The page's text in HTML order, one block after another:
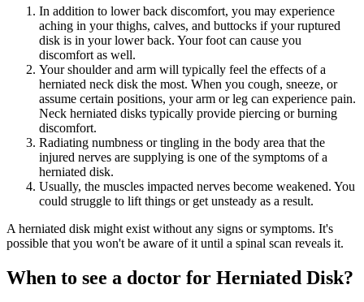
In addition to lower back discomfort, you may experience
aching in your thighs, calves, and buttocks if your ruptured
disk is in your lower back. Your foot can cause you
discomfort as well.
Your shoulder and arm will typically feel the effects of a
herniated neck disk the most. When you cough, sneeze, or
assume certain positions, your arm or leg can experience pain.
Neck herniated disks typically provide piercing or burning
discomfort.
Radiating numbness or tingling in the body area that the
injured nerves are supplying is one of the symptoms of a
herniated disk.
Usually, the muscles impacted nerves become weakened. You
could struggle to lift things or get unsteady as a result.
A herniated disk might exist without any signs or symptoms. It's
possible that you won't be aware of it until a spinal scan reveals it.
When to see a doctor for Herniated Disk?